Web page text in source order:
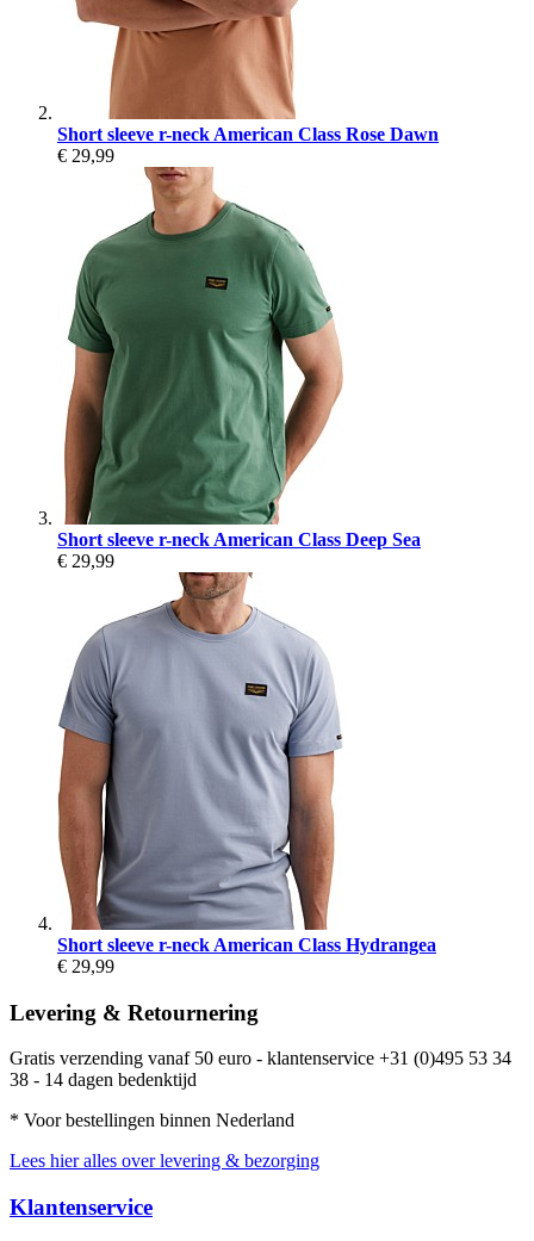
Short sleeve r-neck American Class Rose Dawn
€ 29,99
Short sleeve r-neck American Class Deep Sea
€ 29,99
Short sleeve r-neck American Class Hydrangea
€ 29,99
Levering & Retournering
Gratis verzending vanaf 50 euro - klantenservice +31 (0)495 53 34
38 - 14 dagen bedenktijd
* Voor bestellingen binnen Nederland
Lees hier alles over levering & bezorging
Klantenservice